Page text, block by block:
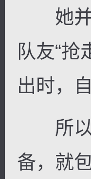
她并
队友“
出时，
所以
备，就